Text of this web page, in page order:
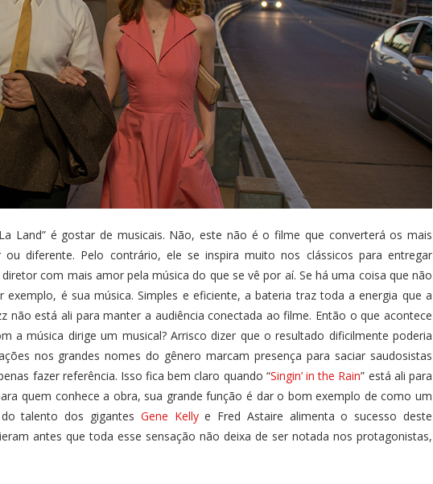
Land” é gostar de musicais. Não, este não é o filme que converterá os mais
diferente. Pelo contrário, ele se inspira muito nos clássicos para entregar
com mais amor pela música do que se vê por aí. Se há uma coisa que não
exemplo, é sua música. Simples e eficiente, a bateria traz toda a energia que a
não está ali para manter a audiência conectada ao filme. Então o que acontece
a música dirige um musical? Arrisco dizer que o resultado dificilmente poderia
nos grandes nomes do gênero marcam presença para saciar saudosistas
fazer referência. Isso fica bem claro quando “Singin’ in the Rain” está ali para
quem conhece a obra, sua grande função é dar o bom exemplo de como um
talento dos gigantes Gene Kellye Fred Astaire alimenta o sucesso deste
antes que toda esse sensação não deixa de ser notada nos protagonistas,